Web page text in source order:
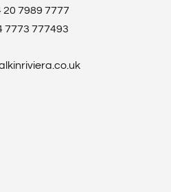
20 7989 7777
7773 777493